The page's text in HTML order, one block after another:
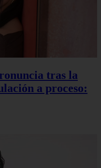
tras la
a proceso: